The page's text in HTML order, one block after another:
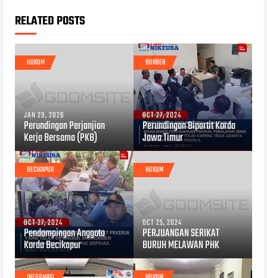
RELATED POSTS
HUKUM
JAN 29, 2026
Perundingan Perjanjian
Kerja Bersama (PKB)
BUKBER
OCT 27, 2024
Perundingan Bipartit Korda
Jawa Timur
BECIKAPUR
OCT 27, 2024
Pendampingan Anggota
Korda Becikapur
HUKUM
OCT 25, 2024
PERJUANGAN SERIKAT
BURUH MELAWAN PHK